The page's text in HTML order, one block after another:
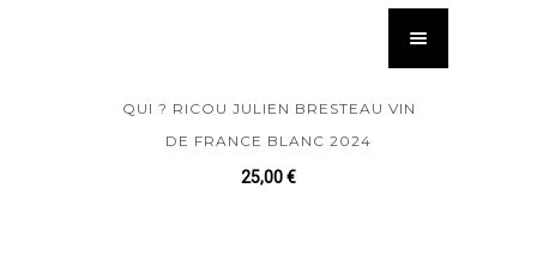
QUI ? RICOU JULIEN BRESTEAU VIN
DE FRANCE BLANC 2024
25,00€